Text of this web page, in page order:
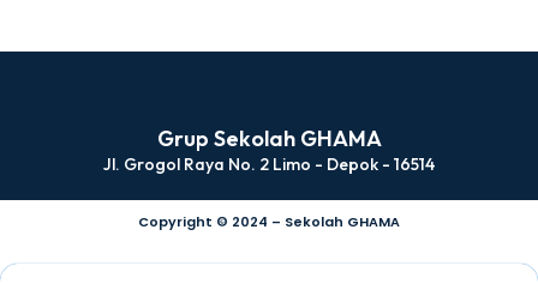
Grup Sekolah GHAMA
Jl. Grogol Raya No. 2 Limo - Depok - 16514
Copyright © 2024 – Sekolah GHAMA